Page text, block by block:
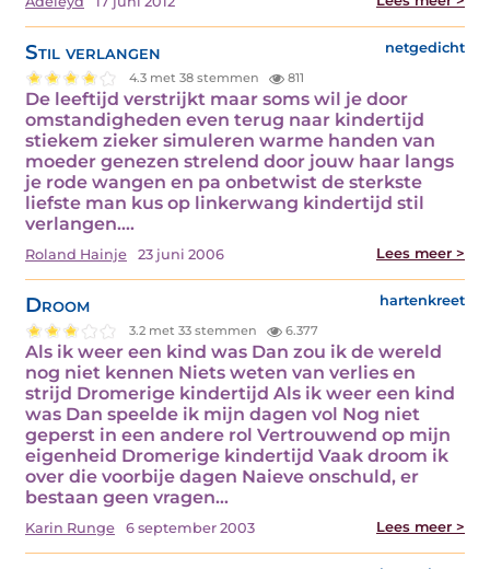
Stil verlangen netgedicht
4.3 met 38 stemmen 811
De leeftijd verstrijkt maar soms wil je door
omstandigheden even terug naar kindertijd
stiekem zieker simuleren warme handen van
moeder genezen strelend door jouw haar langs
je rode wangen en pa onbetwist de sterkste
liefste man kus op linkerwang kindertijd stil
verlangen.…
Roland Hainje 23 juni 2006 Lees meer >
Droom hartenkreet
3.2 met 33 stemmen 6.377
Als ik weer een kind was Dan zou ik de wereld
nog niet kennen Niets weten van verlies en
strijd Dromerige kindertijd Als ik weer een kind
was Dan speelde ik mijn dagen vol Nog niet
geperst in een andere rol Vertrouwend op mijn
eigenheid Dromerige kindertijd Vaak droom ik
over die voorbije dagen Naieve onschuld, er
bestaan geen vragen…
Karin Runge 6 september 2003 Lees meer >